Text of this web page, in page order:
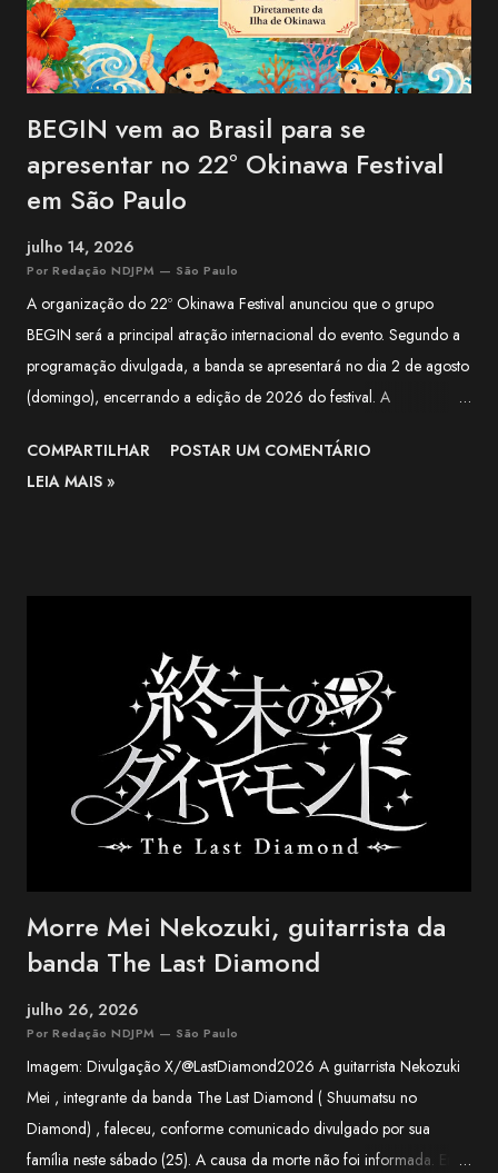
BEGIN vem ao Brasil para se
apresentar no 22º Okinawa Festival
em São Paulo
julho 14, 2026
Por Redação NDJPM — São Paulo
A organização do 22º Okinawa Festival anunciou que o grupo
BEGIN será a principal atração internacional do evento. Segundo a
programação divulgada, a banda se apresentará no dia 2 de agosto
(domingo), encerrando a edição de 2026 do festival. A
celebrar os 100 anos da Associação Okinawa Kenjin do Brasil
(AOKB) , fundada em 22 de agosto de 1926 . Além do centenário
influências da música tradicional de Okinawa com folk, blues e pop.
Entre os maiores sucessos do BEGIN estão "Shimanchu nu Takara",
"Nada Sousou", "Koishikute", "Egao no Manma" e "Umi no Koe" ,
canções que atravessaram ge...
COMPARTILHAR
POSTAR UM COMENTÁRIO
LEIA MAIS »
Morre Mei Nekozuki, guitarrista da
banda The Last Diamond
julho 26, 2026
Por Redação NDJPM — São Paulo
Imagem: Divulgação X/@LastDiamond2026 A guitarrista Nekozuki
Mei , integrante da banda The Last Diamond ( Shuumatsu no
Diamond) , faleceu, conforme comunicado divulgado por sua
família neste sábado (25). A causa da morte não foi informada. Em